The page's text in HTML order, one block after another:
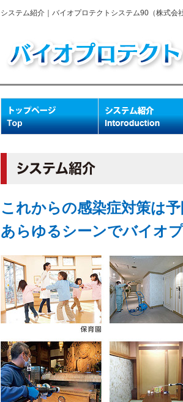
システム紹介｜バイオプロテクトシステム90（株式会
システム紹介
これからの感染症対策は
あらゆるシーンでバイオ